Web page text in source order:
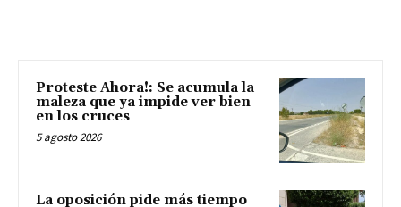
Proteste Ahora!: Se acumula la
maleza que ya impide ver bien
en los cruces
5 agosto 2026
La oposición pide más tiempo